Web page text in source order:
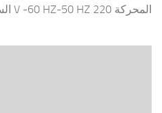
المحركة 220 V -60 HZ-50 HZ السخان المتواجد 1...